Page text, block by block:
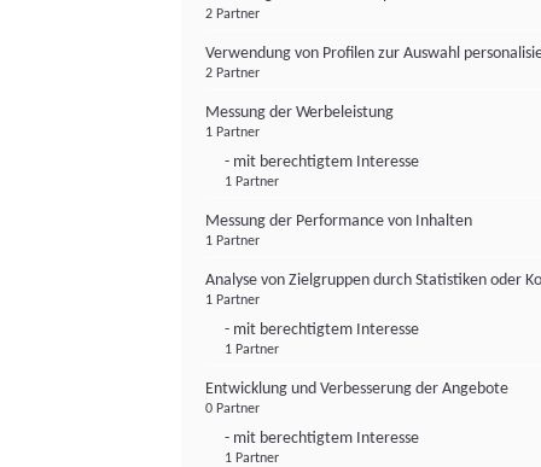
2 Partner
Verwendung von Profilen zur Auswahl
2 Partner
Messung der Werbeleistung
1 Partner
- mit berechtigtem Interesse
1 Partner
Messung der Performance von Inhalten
1 Partner
Analyse von Zielgruppen durch Statistiken oder
1 Partner
- mit berechtigtem Interesse
1 Partner
Entwicklung und Verbesserung der Angebote
0 Partner
- mit berechtigtem Interesse
1 Partner